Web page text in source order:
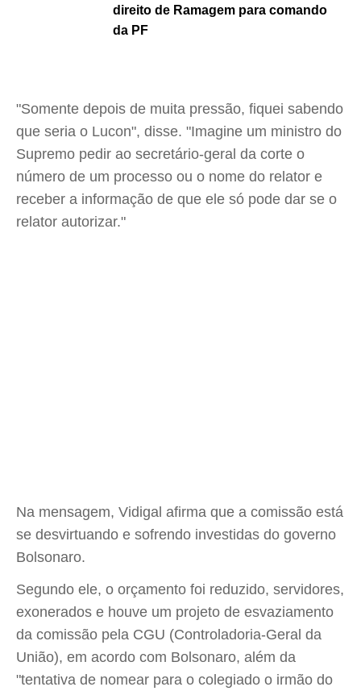
direito de Ramagem para comando
da PF
"Somente depois de muita pressão, fiquei sabendo
que seria o Lucon", disse. "Imagine um ministro do
Supremo pedir ao secretário-geral da corte o
número de um processo ou o nome do relator e
receber a informação de que ele só pode dar se o
relator autorizar."
Na mensagem, Vidigal afirma que a comissão está
se desvirtuando e sofrendo investidas do governo
Bolsonaro.
Segundo ele, o orçamento foi reduzido, servidores,
exonerados e houve um projeto de esvaziamento
da comissão pela CGU (Controladoria-Geral da
União), em acordo com Bolsonaro, além da
"tentativa de nomear para o colegiado o irmão do